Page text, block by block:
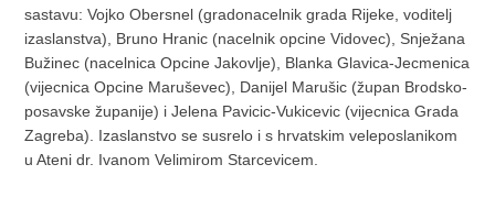
sastavu: Vojko Obersnel (gradonacelnik grada Rijeke, voditelj
izaslanstva), Bruno Hranic (nacelnik opcine Vidovec), Snježana
Bužinec (nacelnica Opcine Jakovlje), Blanka Glavica-Jecmenica
(vijecnica Opcine Maruševec), Danijel Marušic (župan Brodsko-
posavske županije) i Jelena Pavicic-Vukicevic (vijecnica Grada
Zagreba). Izaslanstvo se susrelo i s hrvatskim veleposlanikom
u Ateni dr. Ivanom Velimirom Starcevicem.